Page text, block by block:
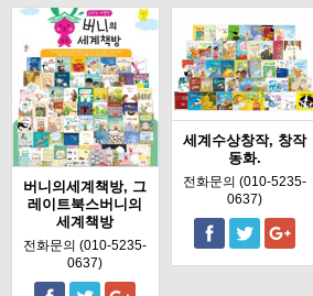
버니의세계책방, 그
레이트북스버니의
세계책방
전화문의 (010-5235-
0637)
세계수상창작, 창작
동화.
전화문의 (010-5235-
0637)